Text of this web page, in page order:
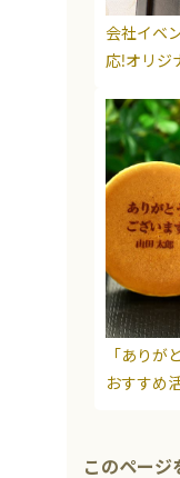
会社イベ
応!オリジ
「ありが
おすすめ
このページ